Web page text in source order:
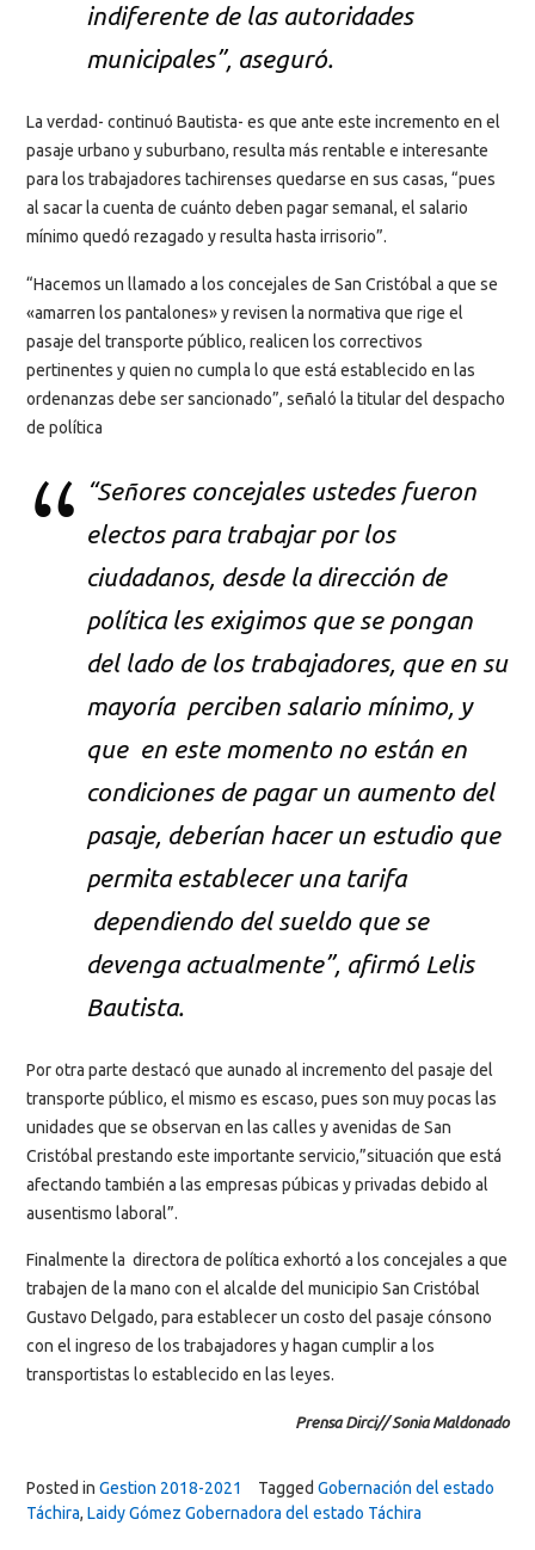
indiferente de las autoridades
municipales”, aseguró.
La verdad- continuó Bautista- es que ante este incremento en el
pasaje urbano y suburbano, resulta más rentable e interesante
para los trabajadores tachirenses quedarse en sus casas, “pues
al sacar la cuenta de cuánto deben pagar semanal, el salario
mínimo quedó rezagado y resulta hasta irrisorio”.
“Hacemos un llamado a los concejales de San Cristóbal a que se
«amarren los pantalones» y revisen la normativa que rige el
pasaje del transporte público, realicen los correctivos
pertinentes y quien no cumpla lo que está establecido en las
ordenanzas debe ser sancionado”, señaló la titular del despacho
de política
“Señores concejales ustedes fueron
electos para trabajar por los
ciudadanos, desde la dirección de
política les exigimos que se pongan
del lado de los trabajadores, que en su
mayoría perciben salario mínimo, y
que en este momento no están en
condiciones de pagar un aumento del
pasaje, deberían hacer un estudio que
permita establecer una tarifa
dependiendo del sueldo que se
devenga actualmente”, afirmó Lelis
Bautista.
Por otra parte destacó que aunado al incremento del pasaje del
transporte público, el mismo es escaso, pues son muy pocas las
unidades que se observan en las calles y avenidas de San
Cristóbal prestando este importante servicio,”situación que está
afectando también a las empresas púbicas y privadas debido al
ausentismo laboral”.
Finalmente la directora de política exhortó a los concejales a que
trabajen de la mano con el alcalde del municipio San Cristóbal
Gustavo Delgado, para establecer un costo del pasaje cónsono
con el ingreso de los trabajadores y hagan cumplir a los
transportistas lo establecido en las leyes.
Prensa Dirci// Sonia Maldonado
Posted in Gestion 2018-2021 Tagged Gobernación del estado
Táchira, Laidy Gómez Gobernadora del estado Táchira